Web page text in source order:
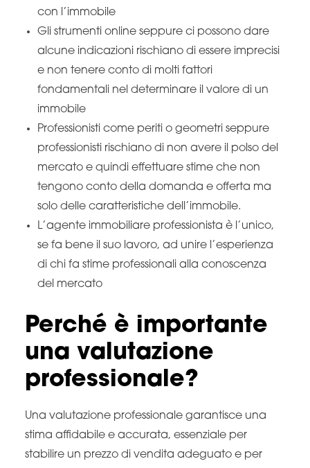
con l’immobile
Gli strumenti online seppure ci possono dare
alcune indicazioni rischiano di essere imprecisi
e non tenere conto di molti fattori
fondamentali nel determinare il valore di un
immobile
Professionisti come periti o geometri seppure
professionisti rischiano di non avere il polso del
mercato e quindi effettuare stime che non
tengono conto della domanda e offerta ma
solo delle caratteristiche dell’immobile.
L’agente immobiliare professionista è l’unico,
se fa bene il suo lavoro, ad unire l’esperienza
di chi fa stime professionali alla conoscenza
del mercato
Perché è importante
una valutazione
professionale?
Una valutazione professionale garantisce una
stima affidabile e accurata, essenziale per
stabilire un prezzo di vendita adeguato e per